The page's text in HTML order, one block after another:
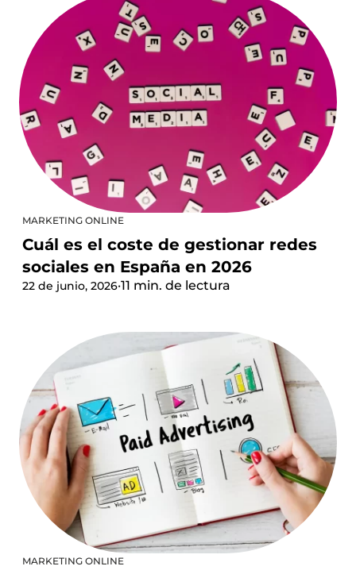
MARKETING ONLINE
Cuál es el coste de gestionar redes
sociales en España en 2026
22 de junio, 2026·11 min. de lectura
MARKETING ONLINE